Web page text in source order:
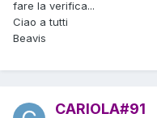
fare la verifica...
Ciao a tutti
Beavis
CARIOLA#91